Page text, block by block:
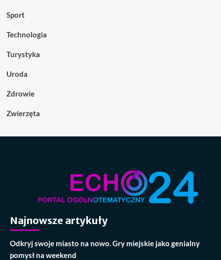
Sport
Technologia
Turystyka
Uroda
Zdrowie
Zwierzęta
Najnowsze artykuły
Odkryj swoje miasto na nowo. Gry miejskie jako genialny
pomysł na weekend